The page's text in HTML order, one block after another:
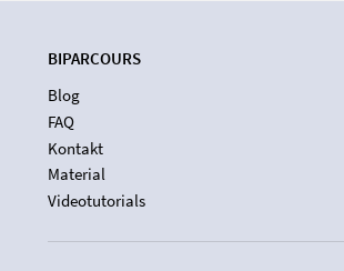
BIPARCOURS
Blog
FAQ
Kontakt
Material
Videotutorials